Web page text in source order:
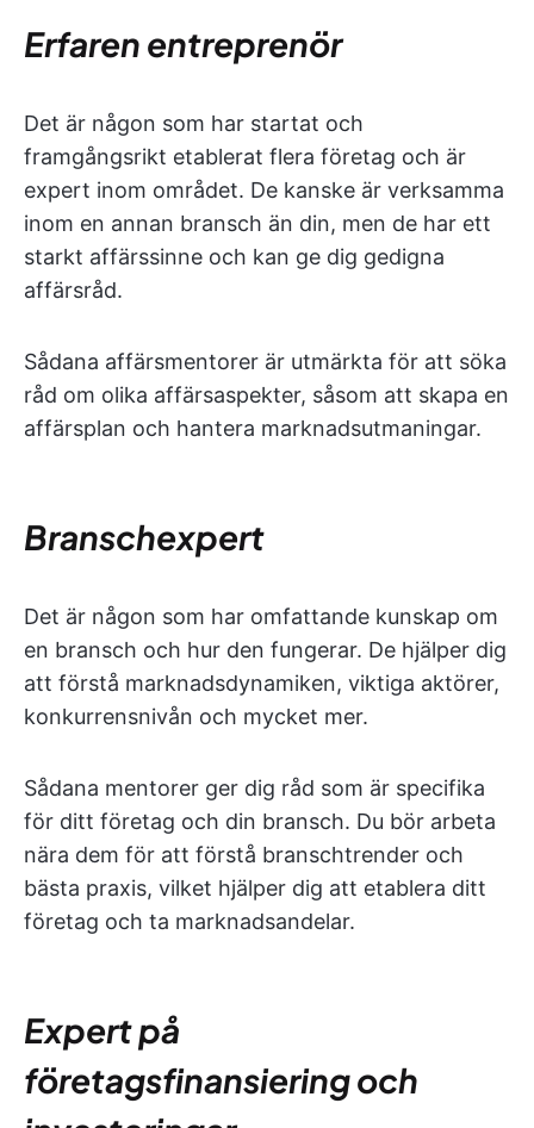
Erfaren entreprenör
Det är någon som har startat och
framgångsrikt etablerat flera företag och är
expert inom området. De kanske är verksamma
inom en annan bransch än din, men de har ett
starkt affärssinne och kan ge dig gedigna
affärsråd.
Sådana affärsmentorer är utmärkta för att söka
råd om olika affärsaspekter, såsom att skapa en
affärsplan och hantera marknadsutmaningar.
Branschexpert
Det är någon som har omfattande kunskap om
en bransch och hur den fungerar. De hjälper dig
att förstå marknadsdynamiken, viktiga aktörer,
konkurrensnivån och mycket mer.
Sådana mentorer ger dig råd som är specifika
för ditt företag och din bransch. Du bör arbeta
nära dem för att förstå branschtrender och
bästa praxis, vilket hjälper dig att etablera ditt
företag och ta marknadsandelar.
Expert på
företagsfinansiering och